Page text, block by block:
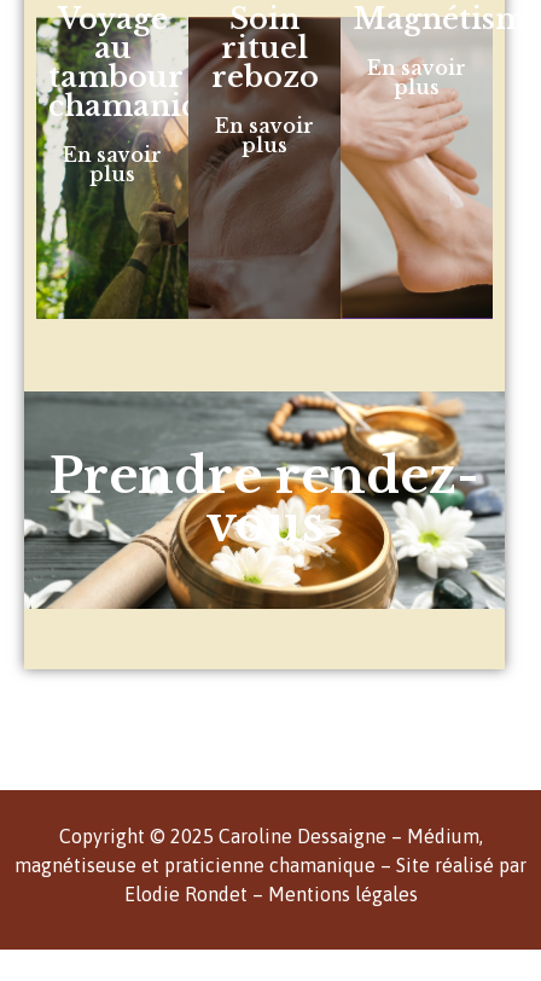
Voyage
au
tambour
chamanique
En savoir
plus
Soin
rituel
rebozo
En savoir
plus
En savoir
plus
Prendre rendez-
vous
Copyright © 2025 Caroline Dessaigne – Médium,
magnétiseuse et praticienne chamanique – Site réalisé par
Elodie Rondet – Mentions légales